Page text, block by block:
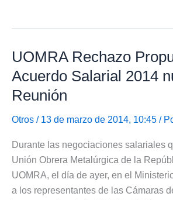
de
dar
Beneficios
a
los
que
Acuerden
Salarios
2014
UOMRA Rechazo
Acuerdo Salarial 2014
Reunión
Otros / 13 de marzo de 2014, 10:45 /
Durante las negociaciones salariales
Unión Obrera Metalúrgica de la
UOMRA, el día de ayer, en el
a los representantes de las Cámaras